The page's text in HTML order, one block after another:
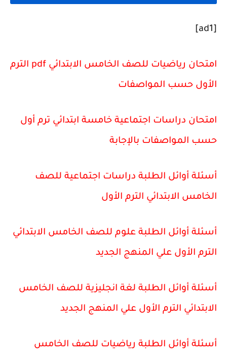
[ad1]
امتحان رياضيات للصف الخامس الابتدائي pdf الترم
الأول حسب المواصفات
امتحان دراسات اجتماعية خامسة ابتدائي ترم أول
حسب المواصفات بالإجابة
أسئلة أوائل الطلبة دراسات اجتماعية للصف
الخامس الابتدائي الترم الأول
أسئلة أوائل الطلبة علوم للصف الخامس الابتدائي
الترم الأول علي المنهج الجديد
أسئلة أوائل الطلبة لغة انجليزية للصف الخامس
الابتدائي الترم الأول علي المنهج الجديد
أسئلة أوائل الطلبة رياضيات للصف الخامس